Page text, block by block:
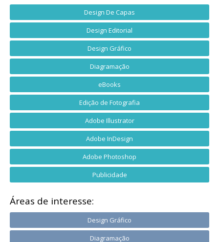
Design De Capas
Design Editorial
Design Gráfico
Diagramação
eBooks
Edição de Fotografia
Adobe Illustrator
Adobe InDesign
Adobe Photoshop
Publicidade
Áreas de interesse:
Design Gráfico
Diagramação